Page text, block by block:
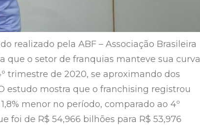
realizado pela ABF – Associação Brasileira
que o setor de franquias manteve sua curva
trimestre de 2020, se aproximando dos
estudo mostra que o franchising registrou
menor no período, comparado ao 4º
foi de R$ 54,966 bilhões para R$ 53,976